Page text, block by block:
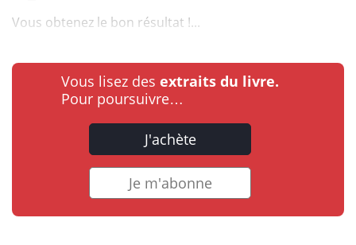
Vous obtenez le bon résultat !...
Vous lisez des extraits du livre.
Pour poursuivre…
J'achète
Je m'abonne